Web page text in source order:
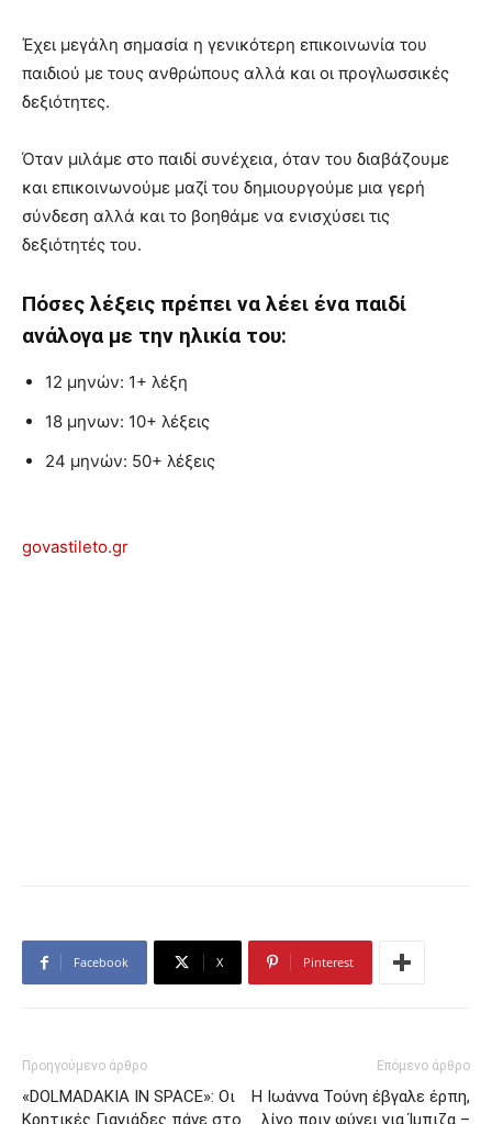
Έχει μεγάλη σημασία η γενικότερη επικοινωνία του
παιδιού με τους ανθρώπους αλλά και οι προγλωσσικές
δεξιότητες.
Όταν μιλάμε στο παιδί συνέχεια, όταν του διαβάζουμε
και επικοινωνούμε μαζί του δημιουργούμε μια γερή
σύνδεση αλλά και το βοηθάμε να ενισχύσει τις
δεξιότητές του.
Πόσες λέξεις πρέπει να λέει ένα παιδί
ανάλογα με την ηλικία του:
12 μηνών: 1+ λέξη
18 μηνων: 10+ λέξεις
24 μηνών: 50+ λέξεις
govastileto.gr
Facebook X Pinterest
Προηγούμενο άρθρο
«DOLMADAKIA IN SPACE»: Οι
Κρητικές Γιαγιάδες πάνε στο
Επόμενο άρθρο
Η Ιωάννα Τούνη έβγαλε έρπη,
λίγο πριν φύγει για Ίμπιζα –